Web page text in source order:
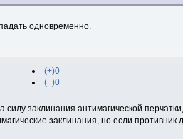
одновременно.
(+)0
(−)0
заклинания антимагической
заклинания, но если